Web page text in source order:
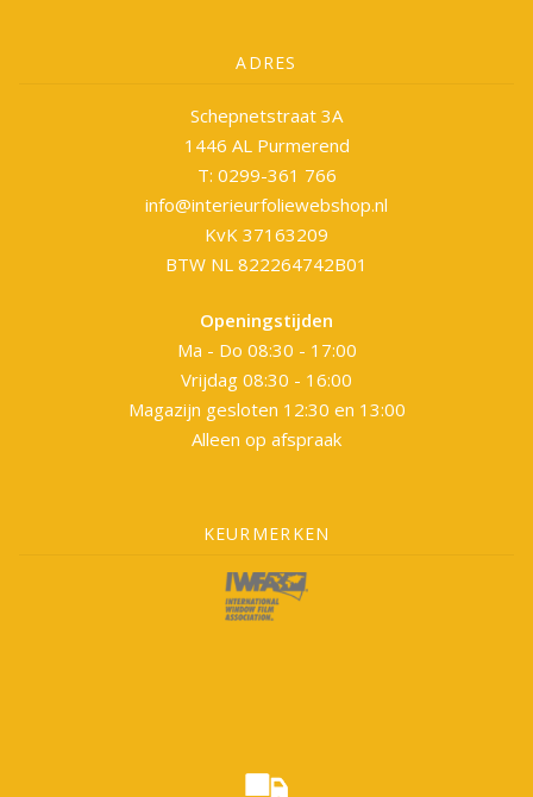
ADRES
Schepnetstraat 3A
1446 AL Purmerend
T: 0299-361 766
info@interieurfoliewebshop.nl
KvK 37163209
BTW NL 822264742B01
Openingstijden
Ma - Do 08:30 - 17:00
Vrijdag 08:30 - 16:00
Magazijn gesloten 12:30 en 13:00
Alleen op afspraak
KEURMERKEN